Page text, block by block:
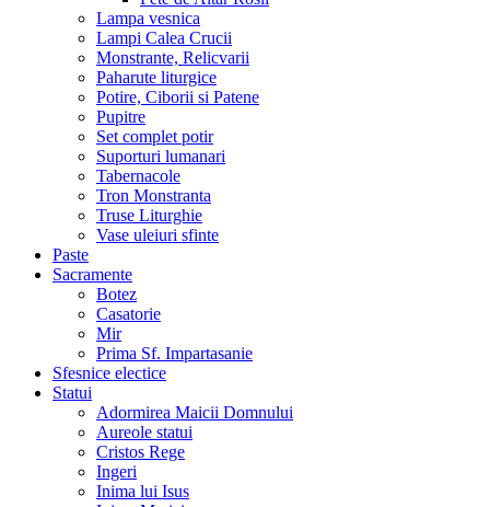
Lampa vesnica
Lampi Calea Crucii
Monstrante, Relicvarii
Paharute liturgice
Potire, Ciborii si Patene
Pupitre
Set complet potir
Suporturi lumanari
Tabernacole
Tron Monstranta
Truse Liturghie
Vase uleiuri sfinte
Paste
Sacramente
Botez
Casatorie
Mir
Prima Sf. Impartasanie
Sfesnice electice
Statui
Adormirea Maicii Domnului
Aureole statui
Cristos Rege
Ingeri
Inima lui Isus